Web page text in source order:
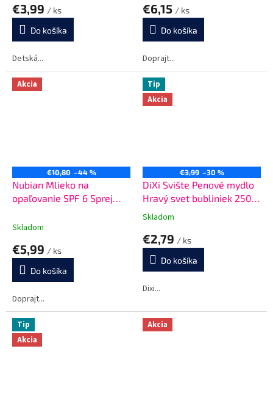
€3,99 / ks
Do košíka
Detská...
€6,15 / ks
Do košíka
Doprajt...
Akcia
€10,80 –44 %
Nubian Mlieko na
opaľovanie SPF 6 Sprej
Skladom
€5,99 / ks
Do košíka
Doprajt...
Tip
Akcia
€3,99 –30 %
DiXi Svište Penové mydlo
Hravý svet bubliniek 250
ml
Priemerné
produktu
5,0
5
Skladom
€2,79 / ks
Do košíka
Dixi...
Tip
Akcia
Akcia